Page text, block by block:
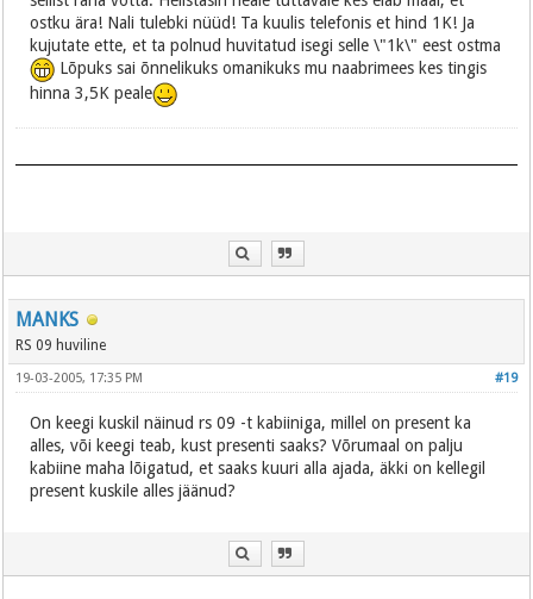
ostku ära! Nali tulebki nüüd! Ta kuulis telefonis et hind 1K! Ja
kujutate ette, et ta polnud huvitatud isegi selle \"1k\" eest ostma
Lõpuks sai õnnelikuks omanikuks mu naabrimees kes tingis
hinna 3,5K peale
MANKS
RS 09 huviline
#19
19-03-2005, 17:35 PM
On keegi kuskil näinud rs 09 -t kabiiniga, millel on present ka
alles, või keegi teab, kust presenti saaks? Võrumaal on palju
kabiine maha lõigatud, et saaks kuuri alla ajada, äkki on kellegil
present kuskile alles jäänud?